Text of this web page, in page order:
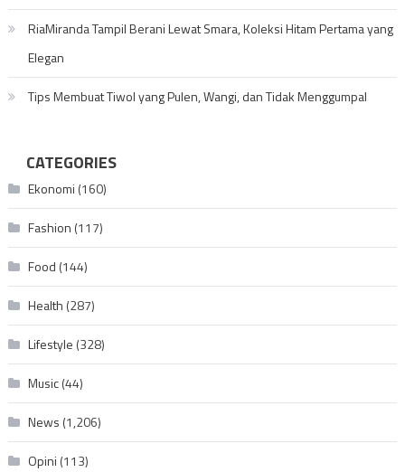
RiaMiranda Tampil Berani Lewat Smara, Koleksi Hitam Pertama yang
Elegan
Tips Membuat Tiwol yang Pulen, Wangi, dan Tidak Menggumpal
CATEGORIES
Ekonomi (160)
Fashion (117)
Food (144)
Health (287)
Lifestyle (328)
Music(44)
News (1,206)
Opini (113)